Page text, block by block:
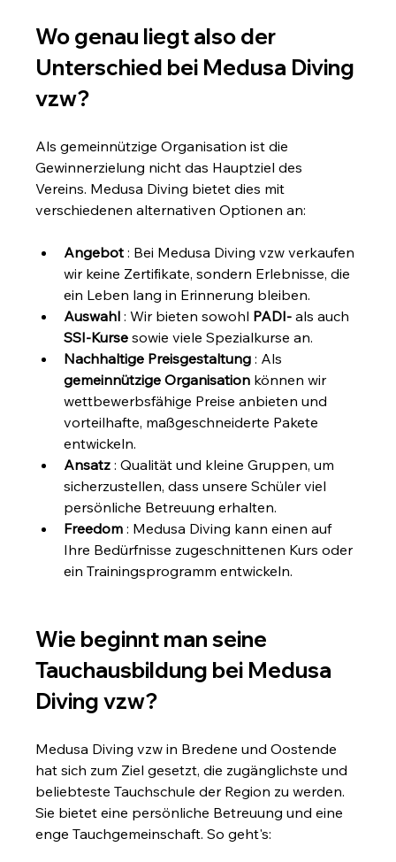
Wo genau liegt also der
Unterschied bei Medusa Diving
vzw?
Als gemeinnützige Organisation ist die
Gewinnerzielung nicht das Hauptziel des
Vereins. Medusa Diving bietet dies mit
verschiedenen alternativen Optionen an:
Angebot : Bei Medusa Diving vzw verkaufen
wir keine Zertifikate, sondern Erlebnisse, die
ein Leben lang in Erinnerung bleiben.
Auswahl : Wir bieten sowohl PADI- als auch
SSI-Kurse sowie viele Spezialkurse an.
Nachhaltige Preisgestaltung : Als
gemeinnützige Organisation können wir
wettbewerbsfähige Preise anbieten und
vorteilhafte, maßgeschneiderte Pakete
entwickeln.
Ansatz : Qualität und kleine Gruppen, um
sicherzustellen, dass unsere Schüler viel
persönliche Betreuung erhalten.
Freedom : Medusa Diving kann einen auf
Ihre Bedürfnisse zugeschnittenen Kurs oder
ein Trainingsprogramm entwickeln.
Wie beginnt man seine
Tauchausbildung bei Medusa
Diving vzw?
Medusa Diving vzw in Bredene und Oostende
hat sich zum Ziel gesetzt, die zugänglichste und
beliebteste Tauchschule der Region zu werden.
Sie bietet eine persönliche Betreuung und eine
enge Tauchgemeinschaft. So geht's: